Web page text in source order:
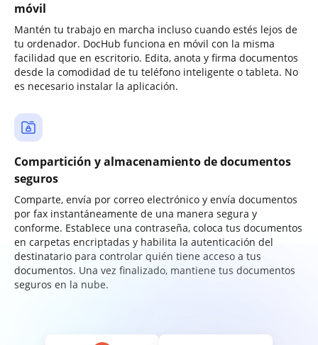
móvil
Mantén tu trabajo en marcha incluso cuando estés lejos de
tu ordenador. DocHub funciona en móvil con la misma
facilidad que en escritorio. Edita, anota y firma documentos
desde la comodidad de tu teléfono inteligente o tableta. No
es necesario instalar la aplicación.
Compartición y almacenamiento de documentos
seguros
Comparte, envía por correo electrónico y envía documentos
por fax instantáneamente de una manera segura y
conforme. Establece una contraseña, coloca tus documentos
en carpetas encriptadas y habilita la autenticación del
destinatario para controlar quién tiene acceso a tus
documentos. Una vez finalizado, mantiene tus documentos
seguros en la nube.